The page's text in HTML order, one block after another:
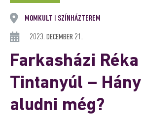
MOMKULT SZÍNHÁZTEREM
2023. DECEMBER 21.
Farkasházi Réka
Tintanyúl –
aludni még?